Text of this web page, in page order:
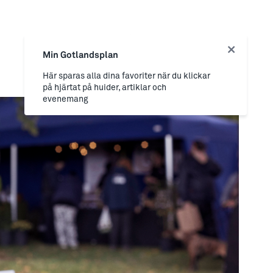
Min Gotlandsplan
Här sparas alla dina favoriter när du klickar
på hjärtat på huider, artiklar och
evenemang